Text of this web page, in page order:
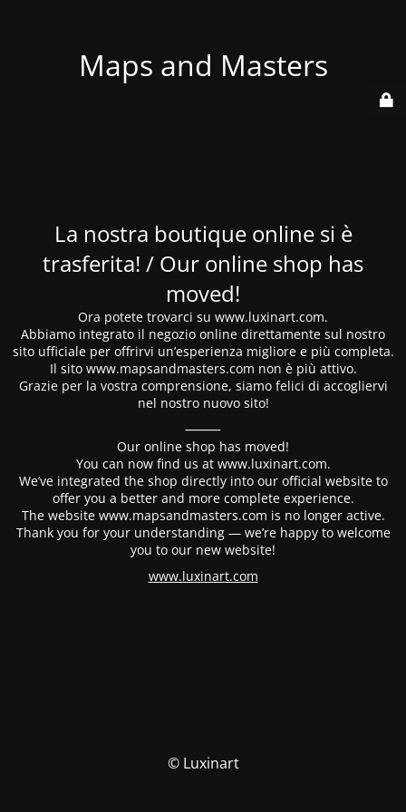
Maps and Masters
La nostra boutique online si è
trasferita! / Our online shop has
moved!
Ora potete trovarci su www.luxinart.com.
Abbiamo integrato il negozio online direttamente sul nostro
sito ufficiale per offrirvi un’esperienza migliore e più completa.
Il sito www.mapsandmasters.com non è più attivo.
Grazie per la vostra comprensione, siamo felici di accogliervi
nel nostro nuovo sito!
⸻
Our online shop has moved!
You can now find us at www.luxinart.com.
We’ve integrated the shop directly into our official website to
offer you a better and more complete experience.
The website www.mapsandmasters.com is no longer active.
Thank you for your understanding — we’re happy to welcome
you to our new website!
www.luxinart.com
© Luxinart